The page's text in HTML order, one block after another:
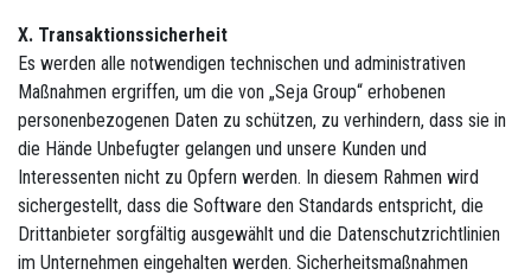
X. Transaktionssicherheit
Es werden alle notwendigen technischen und administrativen
Maßnahmen ergriffen, um die von „Seja Group“ erhobenen
personenbezogenen Daten zu schützen, zu verhindern, dass sie in
die Hände Unbefugter gelangen und unsere Kunden und
Interessenten nicht zu Opfern werden. In diesem Rahmen wird
sichergestellt, dass die Software den Standards entspricht, die
Drittanbieter sorgfältig ausgewählt und die Datenschutzrichtlinien
im Unternehmen eingehalten werden. Sicherheitsmaßnahmen